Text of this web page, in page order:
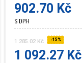
902.70 Kč
S DPH
1 285.02 Kč -15%
1 092.27 Kč